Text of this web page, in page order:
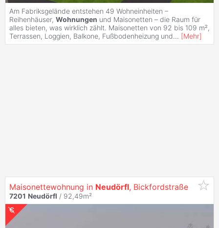
Am Fabriksgelände entstehen 49 Wohneinheiten –
Reihenhäuser, Wohnungen und Maisonetten – die Raum für
alles bieten, was wirklich zählt. Maisonetten von 92 bis 109 m²,
Terrassen, Loggien, Balkone, Fußbodenheizung und... [Mehr]
Maisonettewohnung in Neudörfl, Bickfordstraße
7201 Neudörfl / 92,49m²